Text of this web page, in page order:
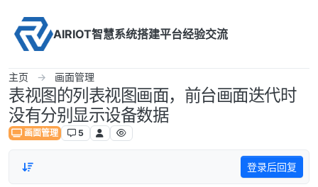
AIRIOT智慧系统搭建平台经验交流
主页 画面管理
表视图的列表视图画面，前台画面迭代时
没有分别显示设备数据
画面管理 5
登录后回复